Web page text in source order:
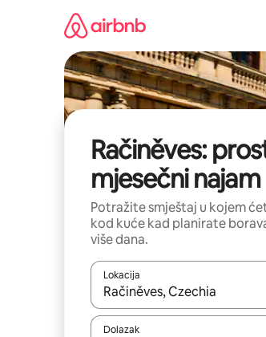
Račiněves:
mjesečni najam
Potražite smještaj u kojem
kod kuće kad planirate
više dana.
Lokacija
Kada budu dostupni rezultati,
Dolazak